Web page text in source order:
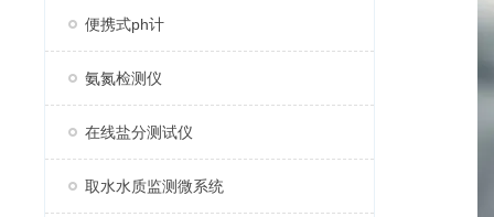
便携式ph计
氨氮检测仪
在线盐分测试仪
取水水质监测微系统